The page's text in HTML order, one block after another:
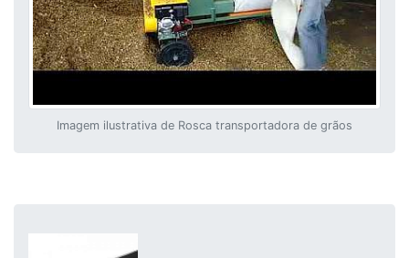
Imagem ilustrativa de Rosca transportadora de grãos